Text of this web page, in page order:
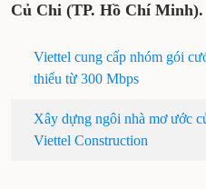
Củ Chi (TP. Hồ Chí Minh).
Viettel cung cấp nhóm gói
thiểu từ 300 Mbps
Xây dựng ngôi nhà mơ ước
Viettel Construction